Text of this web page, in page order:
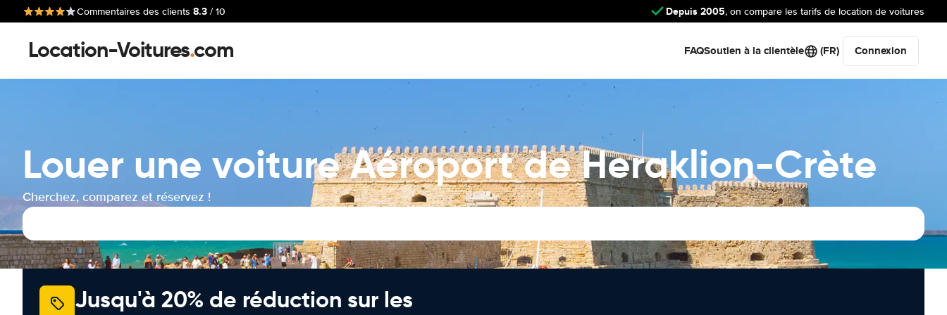
Commentaires des clients 8.3 / 10 Depuis 2005, on compare les tarifs de location de voitures
Location-Voitures.com FAQSoutien à la clientèle (FR) Connexion
Louer une voiture Aéroport de Heraklion-Crète
Cherchez, comparez et réservez !
Jusqu'à 20% de réduction sur les